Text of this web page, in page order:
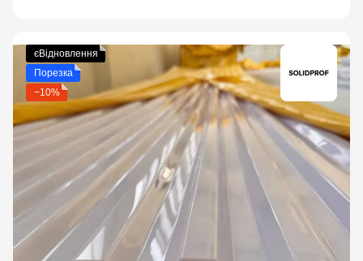
єВідновлення
Порезка
−10%